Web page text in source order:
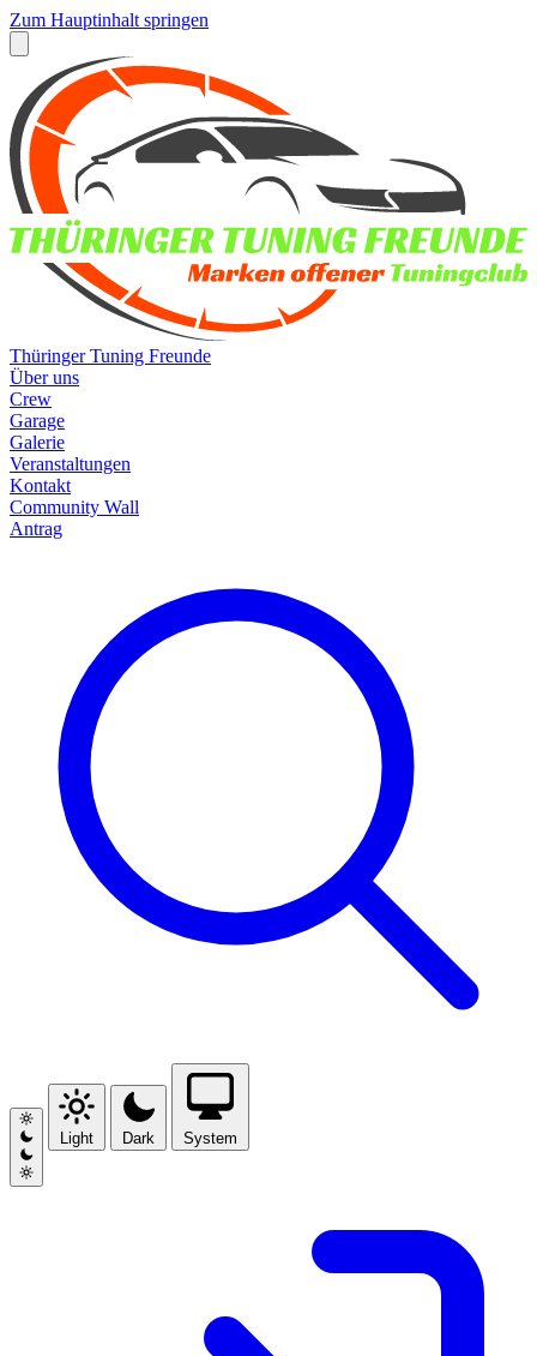
Zum Hauptinhalt springen
Thüringer Tuning Freunde
Über uns
Crew
Garage
Galerie
Veranstaltungen
Kontakt
Community Wall
Antrag
Light Dark System